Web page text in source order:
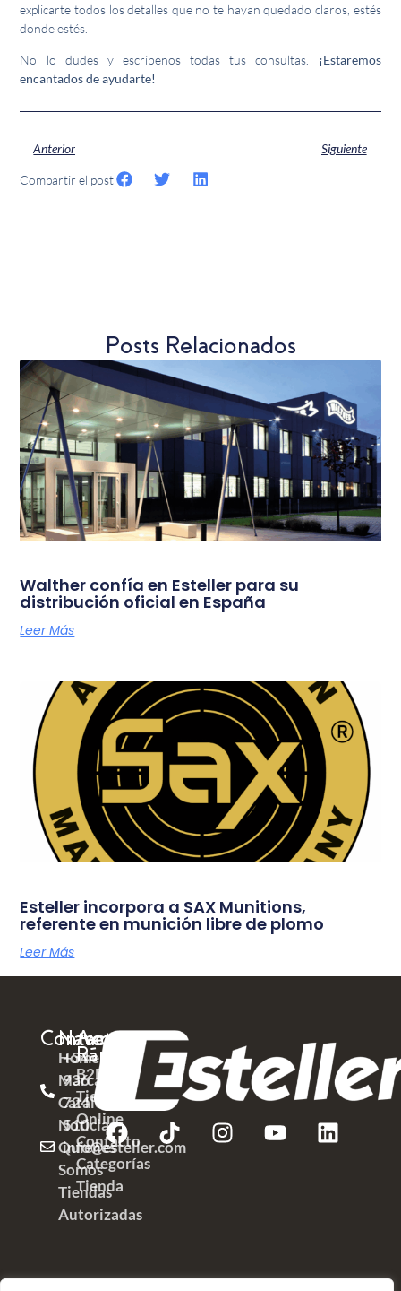
explicarte todos los detalles que no te hayan quedado claros, estés
donde estés.
No lo dudes y escríbenos todas tus consultas. ¡Estaremos
encantados de ayudarte!
Anterior Siguiente
Compartir el post
Posts Relacionados
Walther confía en Esteller para su
distribución oficial en España
Leer Más
Esteller incorpora a SAX Munitions,
referente en munición libre de plomo
Leer Más
Contacto
+34
936
724
510
info@esteller.com
Navega
Home
Marcas
Catálogos
Noticias
Quienes
Somos
Tiendas
Autorizadas
Acceso
Rápido
B2B
Tienda
Online
Contacto
Categorías
Tienda